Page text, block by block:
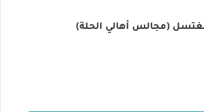
(مجالس أهالي الحلة)